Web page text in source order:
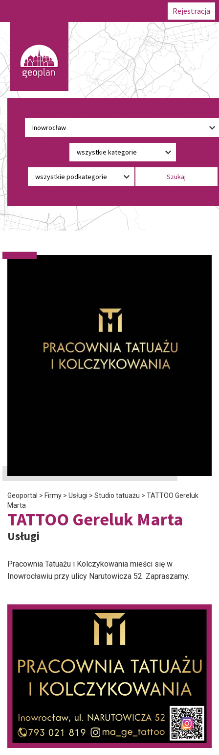
Rejestracja
Geoportal > Firmy > Usługi > Studio tatuażu > TATTOO Gereluk
Marta
TATTOO Gereluk Marta
Usługi
Pracownia Tatuażu i Kolczykowania mieści się w
Inowrocławiu przy ulicy Narutowicza 52. Zapraszamy.